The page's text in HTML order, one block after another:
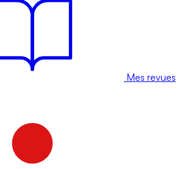
Mes revues